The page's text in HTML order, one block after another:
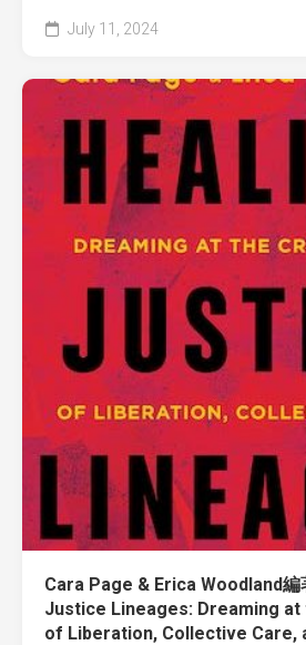
July 11, 2024
Cara Page & Erica Woodland編
Justice Lineages: Dreaming
of Liberation, Collective Care,